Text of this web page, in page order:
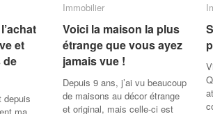
et
de
depuis
et
de
Immobilier
Voici la maison la plus
étrange que vous ayez
jamais vue !
Depuis 9 ans, j’ai vu beaucoup
de maisons au décor étrange
et original, mais celle-ci est
Immobilier
Voici la maison la plus
étrange que vous ayez
jamais vue !